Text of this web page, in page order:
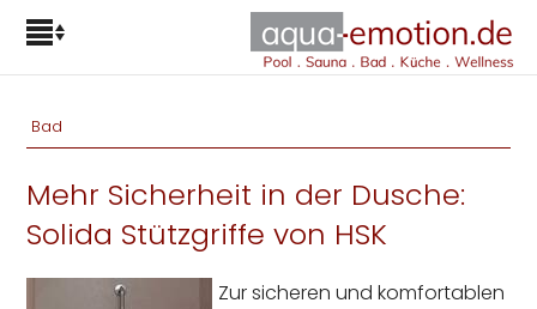
Bad
Mehr Sicherheit in der Dusche:
Solida Stützgriffe von HSK
Zur sicheren und komfortablen